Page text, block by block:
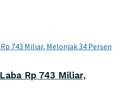
Rp 743 Miliar,